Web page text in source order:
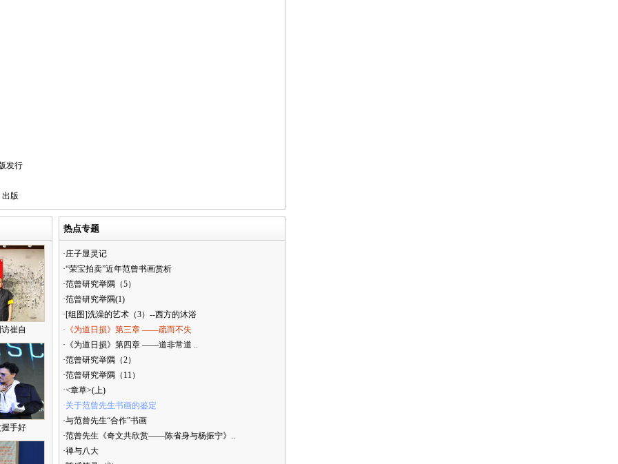
发行
出版
崔自
手好
热点专题
·庄子显灵记
·“荣宝拍卖”近年范曾书画赏析
·范曾研究举隅（5）
·范曾研究举隅(1)
·[组图]洗澡的艺术（3）--西方的沐浴
·《为道日损》第三章 ——疏而不失
·《为道日损》第四章 ——道非常道 ..
·范曾研究举隅（2）
·范曾研究举隅（11）
·<章草>(上)
·关于范曾先生书画的鉴定
·与范曾先生“合作”书画
·范曾先生《奇文共欣赏——陈省身与杨振宁》..
·禅与八大